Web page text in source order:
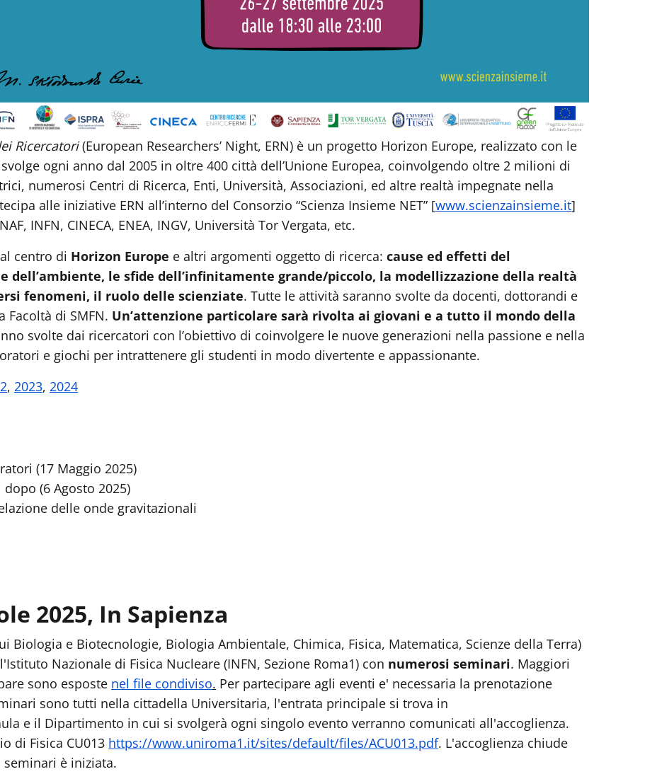
Ricercatori(European Researchers’ Night, ERN) è un progetto Horizon Europe, realizzato con le
ogni anno dal 2005 in oltre 400 città dell’Unione Europea, coinvolgendo oltre 2 milioni di
numerosi Centri di Ricerca, Enti, Università, Associazioni, ed altre realtà impegnate nella
alle iniziative ERN all’interno del Consorzio “Scienza Insieme NET” [www.scienzainsieme.it]
INFN, CINECA, ENEA, INGV, Università Tor Vergata, etc.
centro di Horizon Europe e altri argomenti oggetto di ricerca: cause ed effetti del
dell’ambiente, le sfide dell’infinitamente grande/piccolo, la modellizzazione della realtà
fenomeni, il ruolo delle scienziate. Tutte le attività saranno svolte da docenti, dottorandi e
di SMFN. Un’attenzione particolare sarà rivolta ai giovani e a tutto il mondo della
svolte dai ricercatori con l’obiettivo di coinvolgere le nuove generazioni nella passione e nella
e giochi per intrattenere gli studenti in modo divertente e appassionante.
, 2023, 2024
(17 Maggio 2025)
(6 Agosto 2025)
delle onde gravitazionali
2025, In Sapienza
Biologia e Biotecnologie, Biologia Ambientale, Chimica, Fisica, Matematica, Scienze della Terra)
Nazionale di Fisica Nucleare (INFN, Sezione Roma1) con numerosi seminari. Maggiori
sono esposte nel file condiviso. Per partecipare agli eventi e' necessaria la prenotazione
sono tutti nella cittadella Universitaria, l'entrata principale si trova in
e il Dipartimento in cui si svolgerà ogni singolo evento verranno comunicati all'accoglienza.
di Fisica CU013 https://www.uniroma1.it/sites/default/files/ACU013.pdf. L'accoglienza chiude
è iniziata.